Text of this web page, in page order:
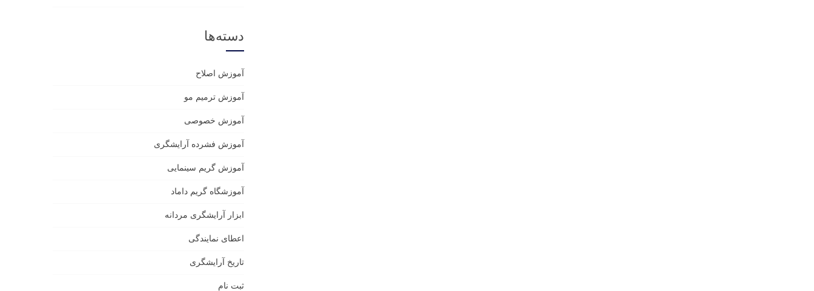
دسته‌ها
آموزش اصلاح
آموزش ترمیم مو
آموزش خصوصی
آموزش فشرده آرایشگری
آموزش گریم سینمایی
آموزشگاه گریم داماد
ابزار آرایشگری مردانه
اعطای نمایندگی
تاریخ آرایشگری
ثبت نام